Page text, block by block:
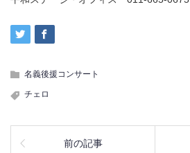
名義後援コンサート
チェロ
前の記事